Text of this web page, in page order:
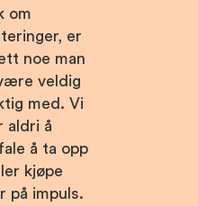
om
er
noe man
veldig
med. Vi
aldri å
å ta opp
kjøpe
på impuls.